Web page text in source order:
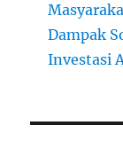
Dampak
Investasi